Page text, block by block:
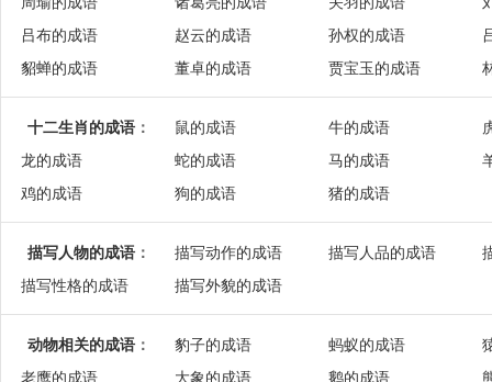
吕布的成语
赵云的成语 孙权的成语
貂蝉的成语
董卓的成语 贾宝玉的成语
十二生肖的成语 ： 鼠的成语 牛的成语
龙的成语
蛇的成语 马的成语
鸡的成语
狗的成语 猪的成语
描写人物的成语 ： 描写动作的成语 描写人品的成语
描写性格的成语
描写外貌的成语
动物相关的成语 ： 豹子的成语 蚂蚁的成语
老鹰的成语
大象的成语 鹅的成语